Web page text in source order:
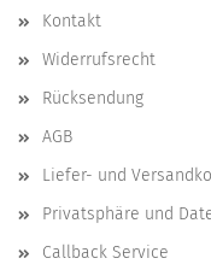
Kontakt
Widerrufsrecht
Rücksendung
AGB
Liefer- und
Privatsphäre und
Callback Service